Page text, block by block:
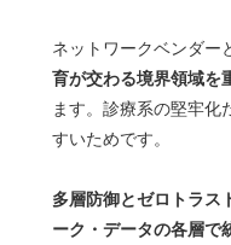
ネットワークベンダー
育が交わる境界領域を
ます。診療系の堅牢化
すいためです。
多層防御とゼロトラス
ーク・データの各層で